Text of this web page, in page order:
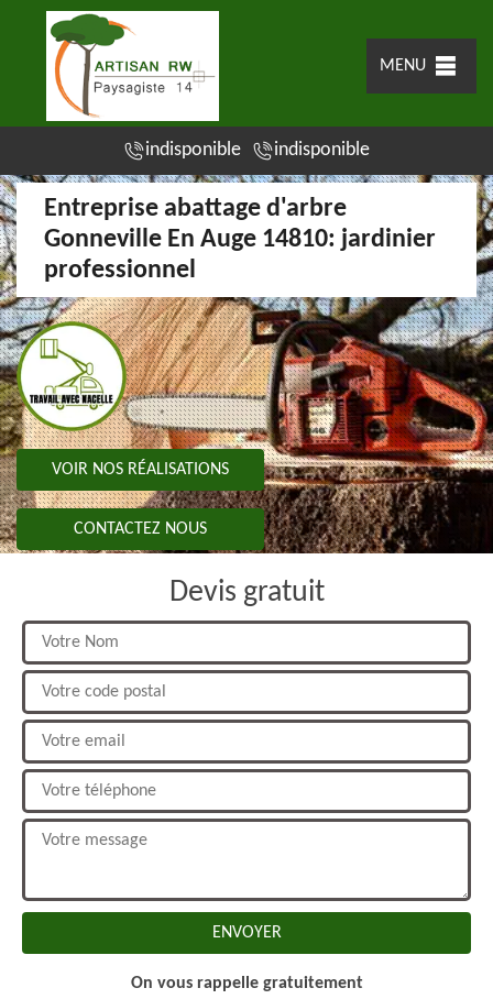
MENU
indisponible indisponible
Entreprise abattage d'arbre
Gonneville En Auge 14810: jardinier
professionnel
VOIR NOS RÉALISATIONS
CONTACTEZ NOUS
Devis gratuit
On vous rappelle gratuitement